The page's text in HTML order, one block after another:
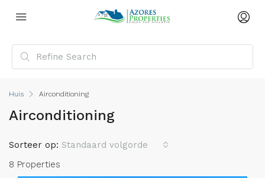
Huis Airconditioning
Airconditioning
8 Properties
Sorteer op: Standaard volgorde